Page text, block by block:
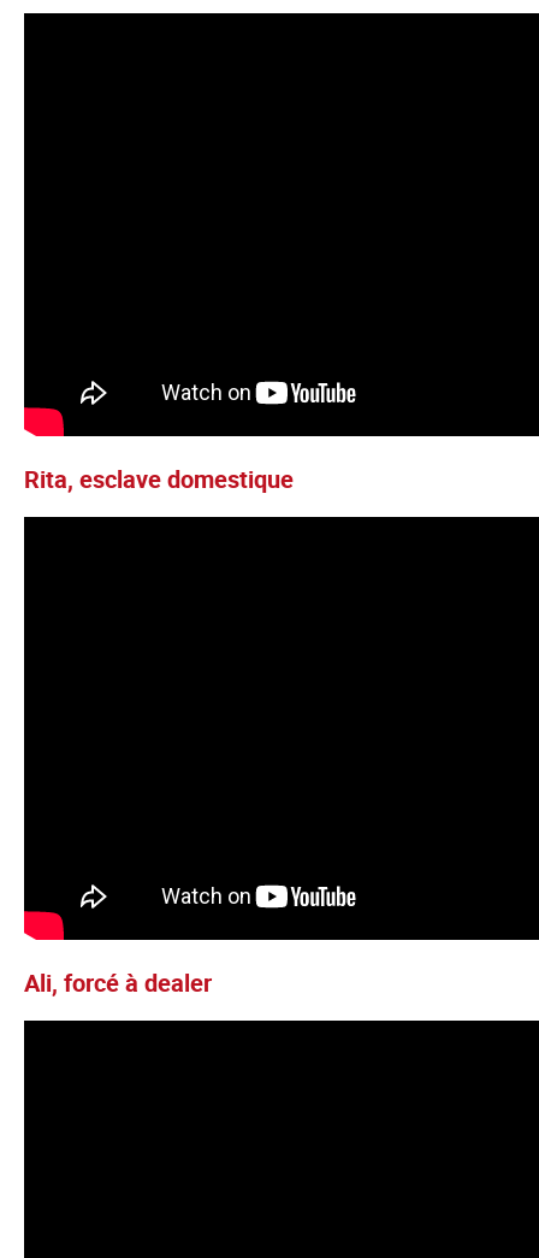
Rita, esclave domestique
Ali, forcé à dealer